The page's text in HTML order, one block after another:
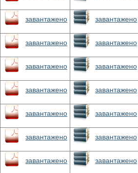
завантажено завантажено
завантажено завантажено
завантажено завантажено
завантажено завантажено
завантажено завантажено
завантажено завантажено
завантажено завантажено